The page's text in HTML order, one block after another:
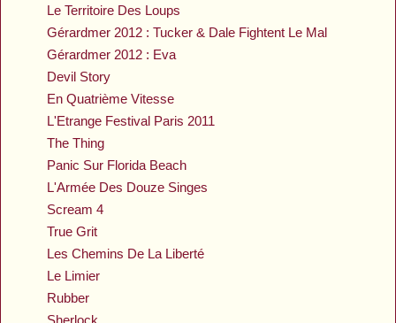
Le Territoire Des Loups
Gérardmer 2012 : Tucker & Dale Fightent Le Mal
Gérardmer 2012 : Eva
Devil Story
En Quatrième Vitesse
L'Etrange Festival Paris 2011
The Thing
Panic Sur Florida Beach
L'Armée Des Douze Singes
Scream 4
True Grit
Les Chemins De La Liberté
Le Limier
Rubber
Sherlock